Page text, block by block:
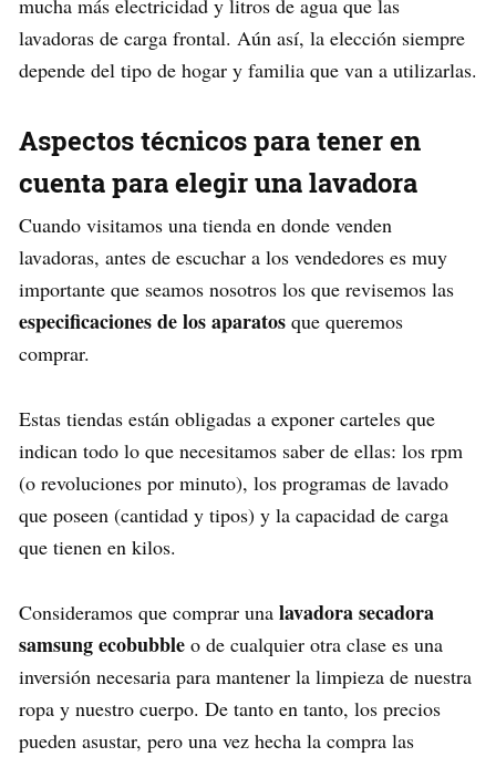
mucha más electricidad y litros de agua que las
lavadoras de carga frontal. Aún así, la elección siempre
depende del tipo de hogar y familia que van a utilizarlas.
Aspectos técnicos para tener en
cuenta para elegir una lavadora
Cuando visitamos una tienda en donde venden
lavadoras, antes de escuchar a los vendedores es muy
importante que seamos nosotros los que revisemos las
especificaciones de los aparatos que queremos
comprar.
Estas tiendas están obligadas a exponer carteles que
indican todo lo que necesitamos saber de ellas: los rpm
(o revoluciones por minuto), los programas de lavado
que poseen (cantidad y tipos) y la capacidad de carga
que tienen en kilos.
Consideramos que comprar una lavadora secadora
samsung ecobubble o de cualquier otra clase es una
inversión necesaria para mantener la limpieza de nuestra
ropa y nuestro cuerpo. De tanto en tanto, los precios
pueden asustar, pero una vez hecha la compra las